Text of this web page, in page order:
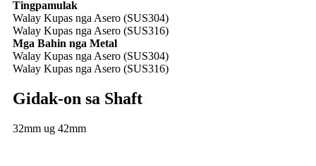
Tingpamulak
Walay Kupas nga Asero (SUS304)
Walay Kupas nga Asero (SUS316)
Mga Bahin nga Metal
Walay Kupas nga Asero (SUS304)
Walay Kupas nga Asero (SUS316)
Gidak-on sa Shaft
32mm ug 42mm